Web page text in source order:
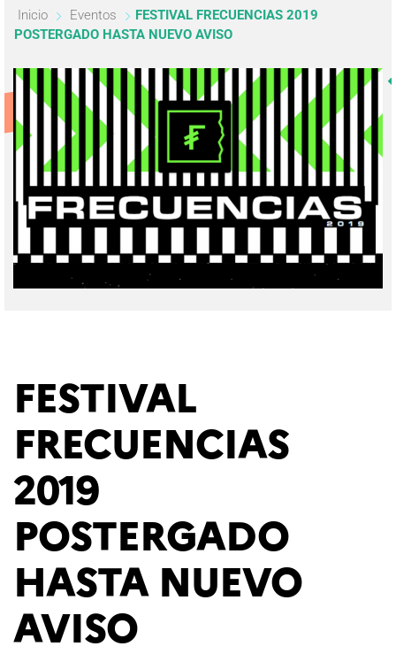
Inicio Eventos
FESTIVAL FRECUENCIAS 2019
POSTERGADO HASTA NUEVO AVISO
FESTIVAL
FRECUENCIAS
2019
POSTERGADO
HASTA NUEVO
AVISO